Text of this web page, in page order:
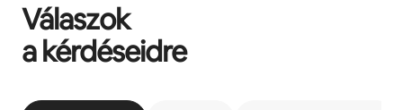
Válaszok
a kérdéseidre